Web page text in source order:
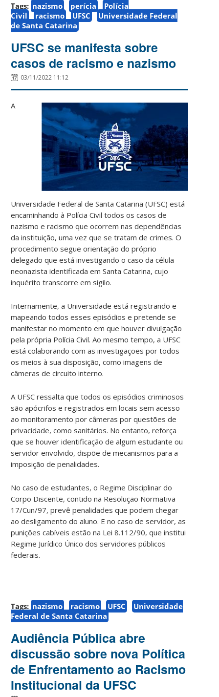
Tags: nazismo perícia
Polícia
Civil
racismo UFSC
Universidade Federal
de Santa Catarina
UFSC se manifesta sobre
casos de racismo e nazismo
03/11/2022 11:12
A
Universidade Federal de Santa Catarina (UFSC) está
encaminhando à Polícia Civil todos os casos de
nazismo e racismo que ocorrem nas dependências
da instituição, uma vez que se tratam de crimes. O
procedimento segue orientação do próprio
delegado que está investigando o caso da célula
neonazista identificada em Santa Catarina, cujo
inquérito transcorre em sigilo.
Internamente, a Universidade está registrando e
mapeando todos esses episódios e pretende se
manifestar no momento em que houver divulgação
pela própria Polícia Civil. Ao mesmo tempo, a UFSC
está colaborando com as investigações por todos
os meios à sua disposição, como imagens de
câmeras de circuito interno.
A UFSC ressalta que todos os episódios criminosos
são apócrifos e registrados em locais sem acesso
ao monitoramento por câmeras por questões de
privacidade, como sanitários. No entanto, reforça
que se houver identificação de algum estudante ou
servidor envolvido, dispõe de mecanismos para a
imposição de penalidades.
No caso de estudantes, o Regime Disciplinar do
Corpo Discente, contido na Resolução Normativa
17/Cun/97, prevê penalidades que podem chegar
ao desligamento do aluno. E no caso de servidor, as
punições cabíveis estão na Lei 8.112/90, que institui
Regime Jurídico Único dos servidores públicos
federais.
Tags: nazismo racismo UFSC
Universidade
Federal de Santa Catarina
Audiência Pública abre
discussão sobre nova Política
de Enfrentamento ao Racismo
Institucional da UFSC